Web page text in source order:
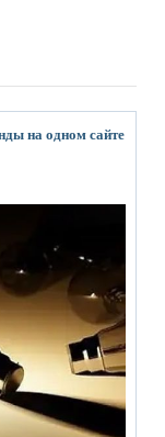
на одном сайте